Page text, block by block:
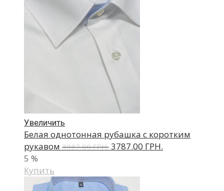
Увеличить
Белая однотонная рубашка с коротким
рукавом 3987.00 ГРН. 3787.00 ГРН.
5 %
Купить